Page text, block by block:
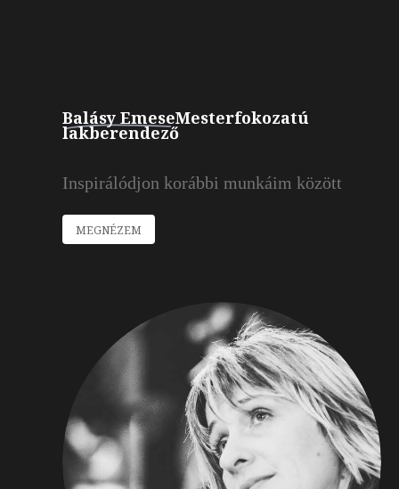
Balásy EmeseMesterfokozatú
lakberendező
Inspirálódjon korábbi munkáim között
MEGNÉZEM